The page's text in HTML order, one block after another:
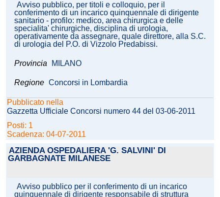
Avviso pubblico, per titoli e colloquio, per il
conferimento di un incarico quinquennale di dirigente
sanitario - profilo: medico, area chirurgica e delle
specialita' chirurgiche, disciplina di urologia,
operativamente da assegnare, quale direttore, alla S.C.
di urologia del P.O. di Vizzolo Predabissi.
Provincia MILANO
Regione Concorsi in Lombardia
Pubblicato nella
Gazzetta Ufficiale Concorsi numero 44 del 03-06-2011
Posti: 1
Scadenza: 04-07-2011
AZIENDA OSPEDALIERA 'G. SALVINI' DI
GARBAGNATE MILANESE
Avviso pubblico per il conferimento di un incarico
quinquennale di dirigente responsabile di struttura